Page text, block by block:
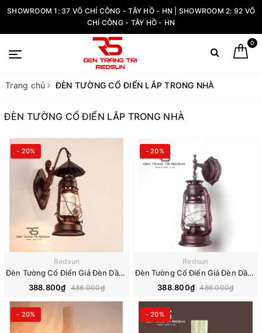
SHOWROOM 1: 37 VÕ CHÍ CÔNG - TÂY HỒ - HN | SHOWROOM 2: 92 VÕ
CHÍ CÔNG - TÂY HỒ - HN
0
Trang chủ ĐÈN TƯỜNG CỔ ĐIỂN LẮP TRONG NHÀ
ĐÈN TƯỜNG CỔ ĐIỂN LẮP TRONG NHÀ
- 20%
Redsun
Đèn Tường Cổ Điển Giả Đèn Dầu Chao Thủy Tinh Trang Trí Phòng Khách, Phòng Ngủ, Cầu Thang DT-C6116/1
388.800₫ 486.000₫
- 20%
Redsun
Đèn Tường Cổ Điển Giả Đèn Dầu Chao Thủy Tinh Trang Trí Phòng Khách, Phòng Ngủ, Cầu Thang DT-C6211/1
388.800₫ 486.000₫
- 20% - 20%